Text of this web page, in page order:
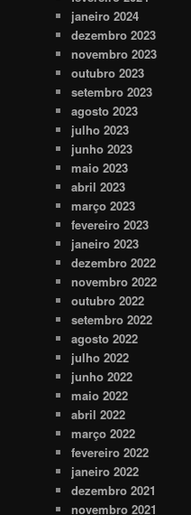
janeiro 2024
dezembro 2023
novembro 2023
outubro 2023
setembro 2023
agosto 2023
julho 2023
junho 2023
maio 2023
abril 2023
março 2023
fevereiro 2023
janeiro 2023
dezembro 2022
novembro 2022
outubro 2022
setembro 2022
agosto 2022
julho 2022
junho 2022
maio 2022
abril 2022
março 2022
fevereiro 2022
janeiro 2022
dezembro 2021
novembro 2021